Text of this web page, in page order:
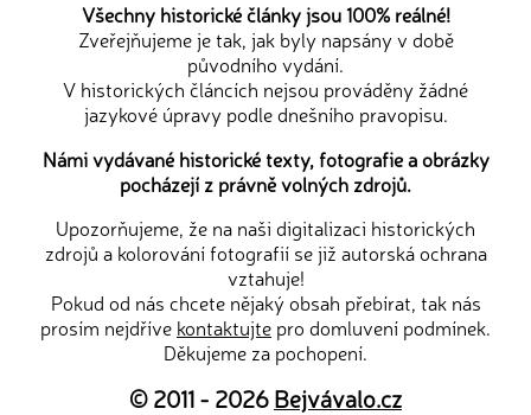
Všechny historické články jsou 100% reálné!
Zveřejňujeme je tak, jak byly napsány v době
původního vydání.
V historických článcích nejsou prováděny žádné
jazykové úpravy podle dnešního pravopisu.
Námi vydávané historické texty, fotografie a obrázky
pocházejí z právně volných zdrojů.
Upozorňujeme, že na naši digitalizaci historických
zdrojů a kolorování fotografií se již autorská ochrana
vztahuje!
Pokud od nás chcete nějaký obsah přebírat, tak nás
prosím nejdříve kontaktujte pro domluvení podmínek.
Děkujeme za pochopení.
© 2011 - 2026Bejvávalo.cz